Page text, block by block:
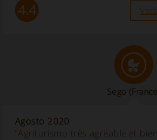
4.4
Sego
Agosto 2020
“Agriturismo très agréable et